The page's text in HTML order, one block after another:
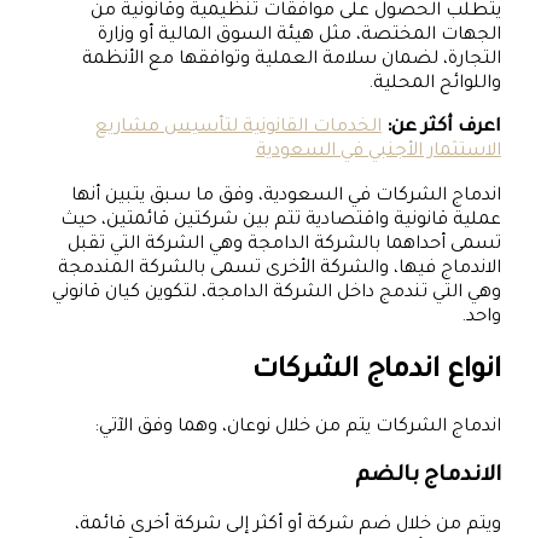
يتطلب الحصول على موافقات تنظيمية وقانونية من
الجهات المختصة، مثل هيئة السوق المالية أو وزارة
التجارة، لضمان سلامة العملية وتوافقها مع الأنظمة
واللوائح المحلية.
اعرف أكثر عن: الخدمات القانونية لتأسيس مشاريع
الاستثمار الأجنبي في السعودية
اندماج الشركات في السعودية، وفق ما سبق يتبين أنها
عملية قانونية واقتصادية تتم بين شركتين قائمتين، حيث
تسمى أحداهما بالشركة الدامجة وهي الشركة التي تقبل
الاندماج فيها، والشركة الأخرى تسمى بالشركة المندمجة
وهي التي تندمج داخل الشركة الدامجة، لتكوين كيان قانوني
واحد.
انواع اندماج الشركات
اندماج الشركات يتم من خلال نوعان، وهما وفق الآتي:
الاندماج بالضم
ويتم من خلال ضم شركة أو أكثر إلى شركة أخرى قائمة،